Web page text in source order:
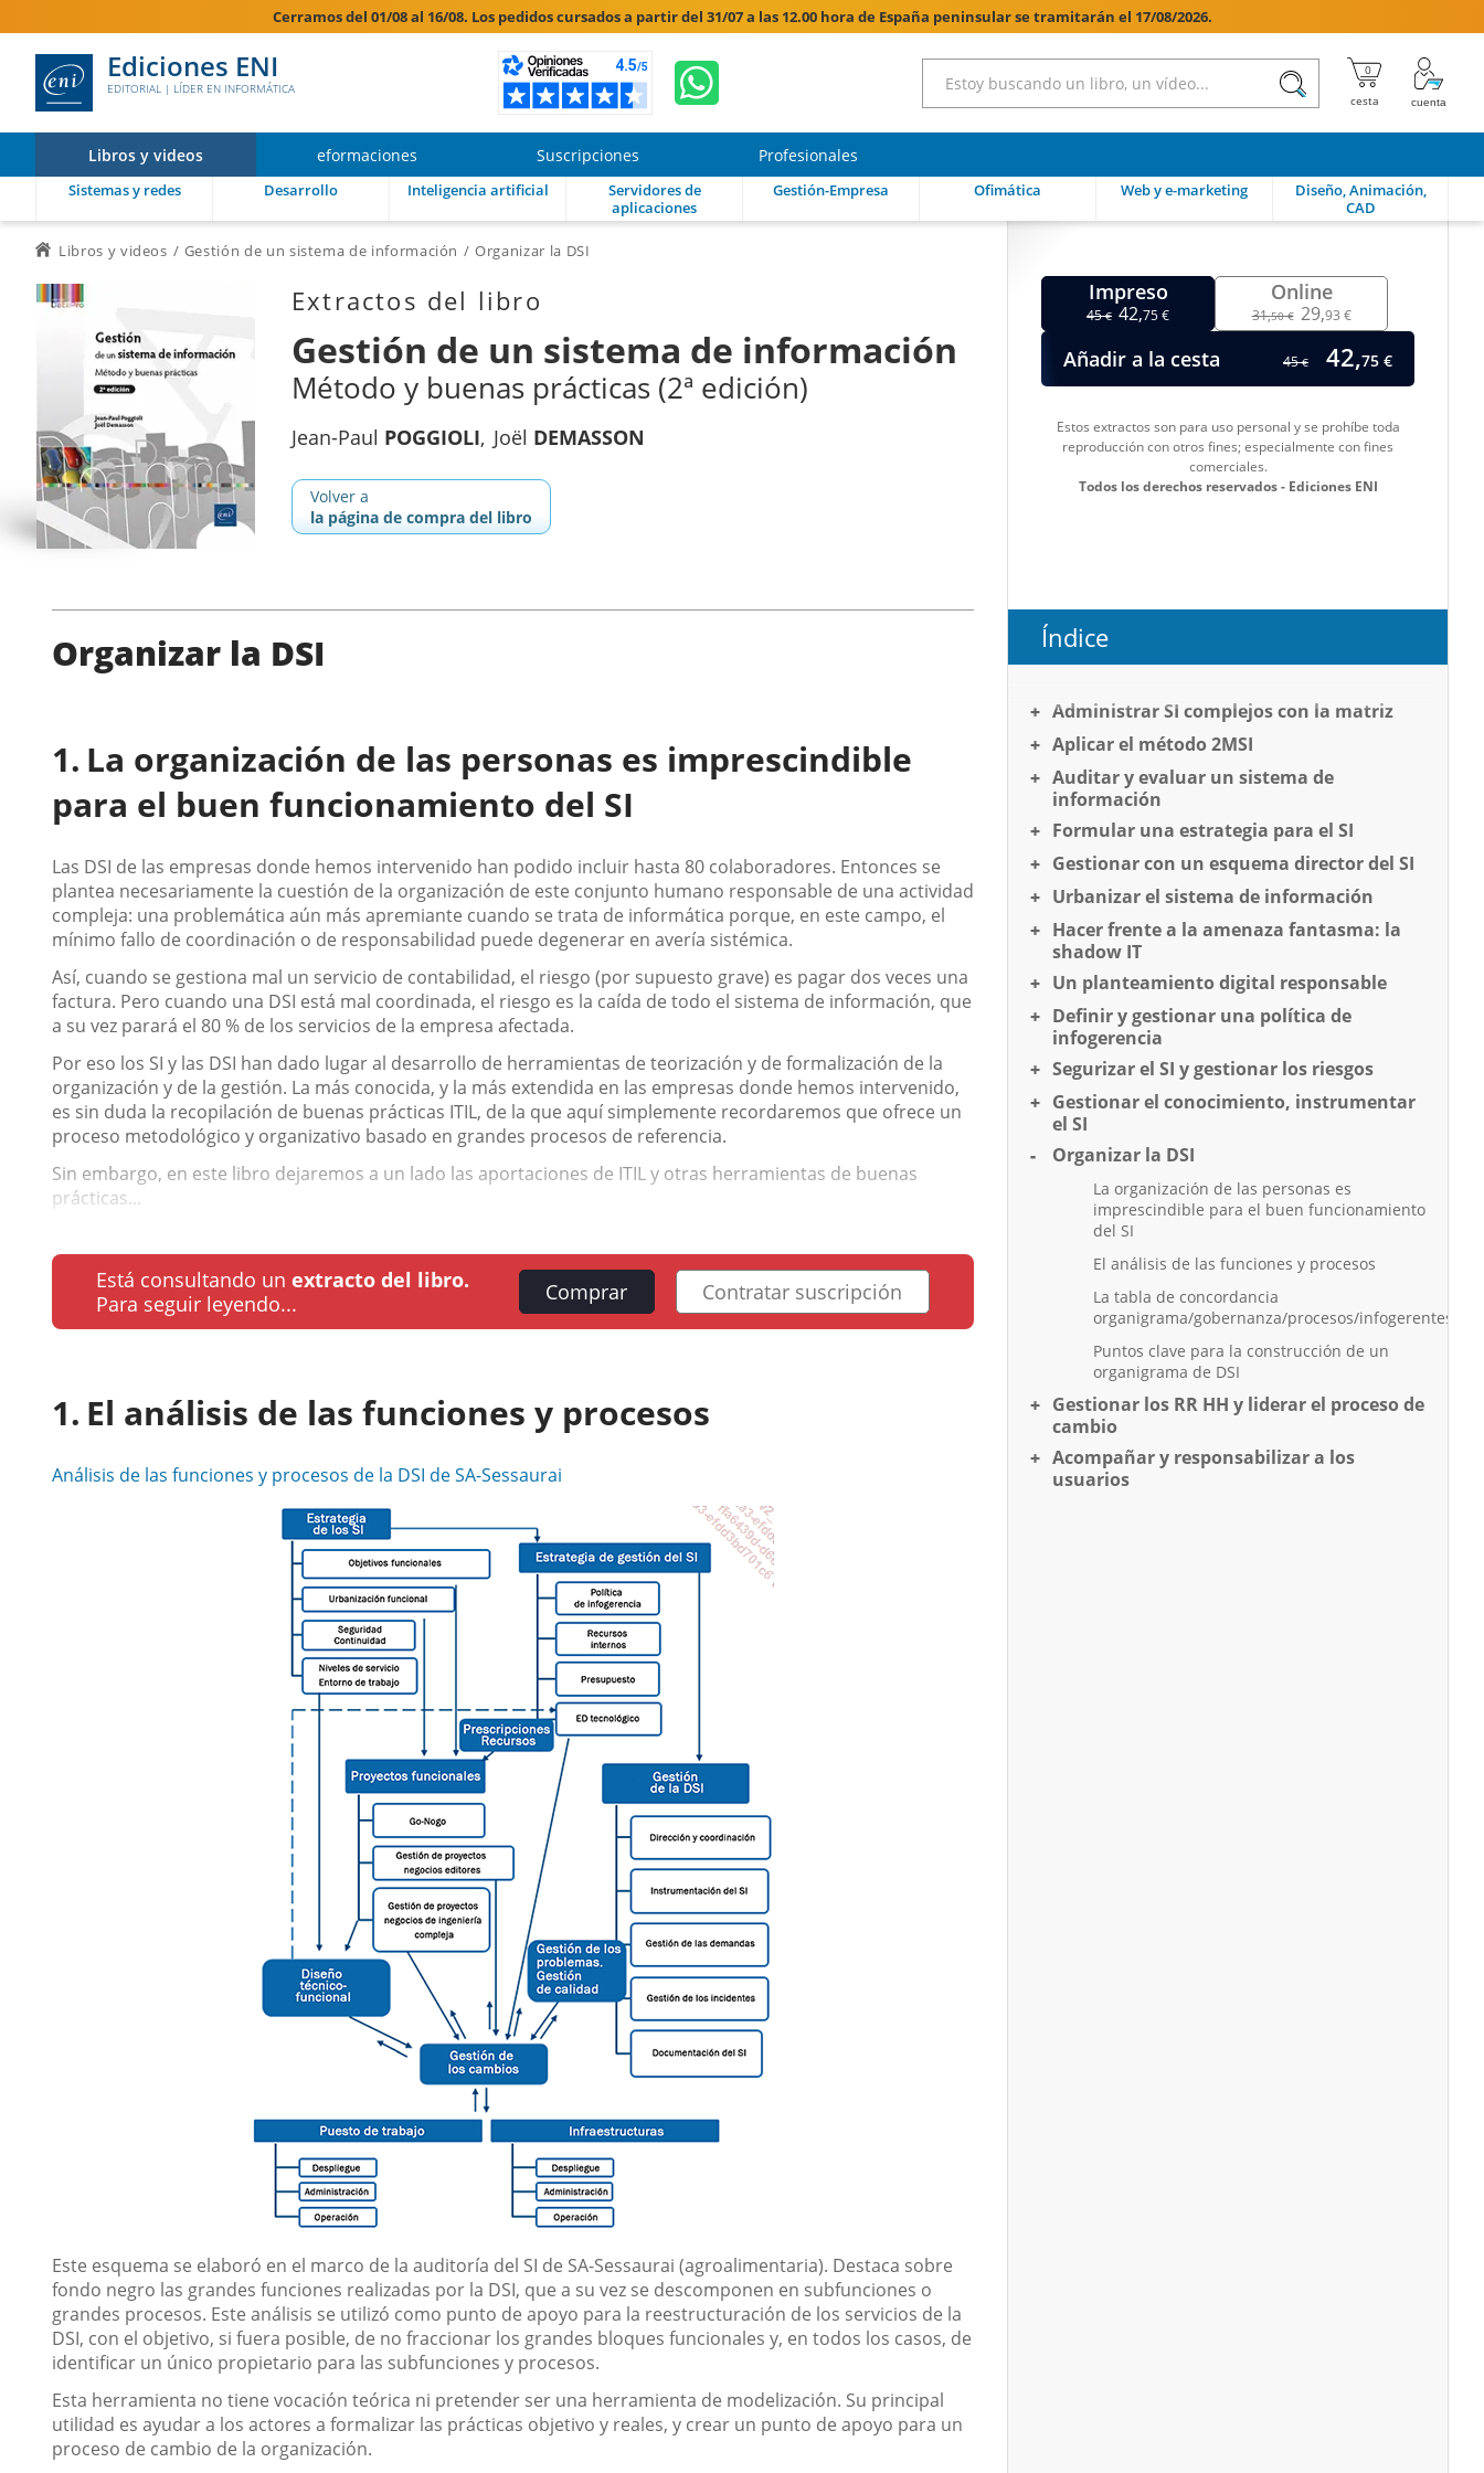
Cerramos del 01/08 al 16/08. Los pedidos cursados a partir del 31/07 a las 12.00 hora de España peninsular se tramitarán el 17/08/2026.
Ediciones ENI
EDITORIAL | LÍDER EN INFORMÁTICA 
Libros y videos eformaciones Suscripciones Profesionales
Sistemas y redes Desarrollo Inteligencia artificial
Servidores de
aplicaciones
Gestión-Empresa Ofimática Web y e-marketing
Diseño, Animación,
CAD
Libros y videos Gestión de un sistema de información Organizar la DSI
Extractos del libro
Gestión de un sistema de información
Método y buenas prácticas (2ª edición)
Jean-Paul POGGIOLI Joël DEMASSON
Volver a
la página de compra del libro
Impreso
45€ 42,75 €
Online
31,50 € 29,93 €
Añadir a la cesta 45€ 42,75 €
Estos extractos son para uso personal y se prohíbe toda
reproducción con otros fines; especialmente con fines
comerciales.
Todos los derechos reservados - Ediciones ENI
Organizar la DSI
La organización de las personas es imprescindible
para el buen funcionamiento del SI
Las DSI de las empresas donde hemos intervenido han podido incluir hasta 80 colaboradores. Entonces se
plantea necesariamente la cuestión de la organización de este conjunto humano responsable de una actividad
compleja: una problemática aún más apremiante cuando se trata de informática porque, en este campo, el
mínimo fallo de coordinación o de responsabilidad puede degenerar en avería sistémica.
Así, cuando se gestiona mal un servicio de contabilidad, el riesgo (por supuesto grave) es pagar dos veces una
factura. Pero cuando una DSI está mal coordinada, el riesgo es la caída de todo el sistema de información, que
a su vez parará el 80 % de los servicios de la empresa afectada.
Por eso los SI y las DSI han dado lugar al desarrollo de herramientas de teorización y de formalización de la
organización y de la gestión. La más conocida, y la más extendida en las empresas donde hemos intervenido,
es sin duda la recopilación de buenas prácticas ITIL, de la que aquí simplemente recordaremos que ofrece un
proceso metodológico y organizativo basado en grandes procesos de referencia.
Sin embargo, en este libro dejaremos a un lado las aportaciones de ITIL y otras herramientas de buenas
prácticas...
Está consultando un extracto del libro.
Para seguir leyendo...
Comprar Contratar suscripción
El análisis de las funciones y procesos
Análisis de las funciones y procesos de la DSI de SA-Sessaurai
Este esquema se elaboró en el marco de la auditoría del SI de SA-Sessaurai (agroalimentaria). Destaca sobre
fondo negro las grandes funciones realizadas por la DSI, que a su vez se descomponen en subfunciones o
grandes procesos. Este análisis se utilizó como punto de apoyo para la reestructuración de los servicios de la
DSI, con el objetivo, si fuera posible, de no fraccionar los grandes bloques funcionales y, en todos los casos, de
identificar un único propietario para las subfunciones y procesos.
Esta herramienta no tiene vocación teórica ni pretender ser una herramienta de modelización. Su principal
utilidad es ayudar a los actores a formalizar las prácticas objetivo y reales, y crear un punto de apoyo para un
proceso de cambio de la organización.
Índice
Administrar SI complejos con la matriz
Aplicar el método 2MSI
Auditar y evaluar un sistema de
información
Formular una estrategia para el SI
Gestionar con un esquema director del SI
Urbanizar el sistema de información
Hacer frente a la amenaza fantasma: la
shadow IT
Un planteamiento digital responsable
Definir y gestionar una política de
infogerencia
Segurizar el SI y gestionar los riesgos
Gestionar el conocimiento, instrumentar
el SI
Organizar la DSI
La organización de las personas es
imprescindible para el buen funcionamiento
del SI
El análisis de las funciones y procesos
La tabla de concordancia
organigrama/gobernanza/procesos/infogerentes
Puntos clave para la construcción de un
organigrama de DSI
Gestionar los RR HH y liderar el proceso de
cambio
Acompañar y responsabilizar a los
usuarios